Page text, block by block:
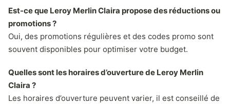
Est-ce que Leroy Merlin Claira propose des réductions ou
promotions ?
Oui, des promotions régulières et des codes promo sont
souvent disponibles pour optimiser votre budget.
Quelles sont les horaires d’ouverture de Leroy Merlin
Claira ?
Les horaires d’ouverture peuvent varier, il est conseillé de